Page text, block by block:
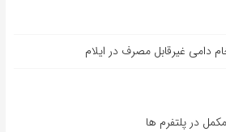
در پلتفرم ها